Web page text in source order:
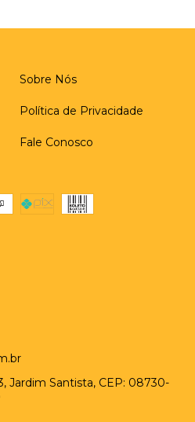
Sobre Nós
Política de Privacidade
Fale Conosco
Jardim Santista, CEP: 08730-